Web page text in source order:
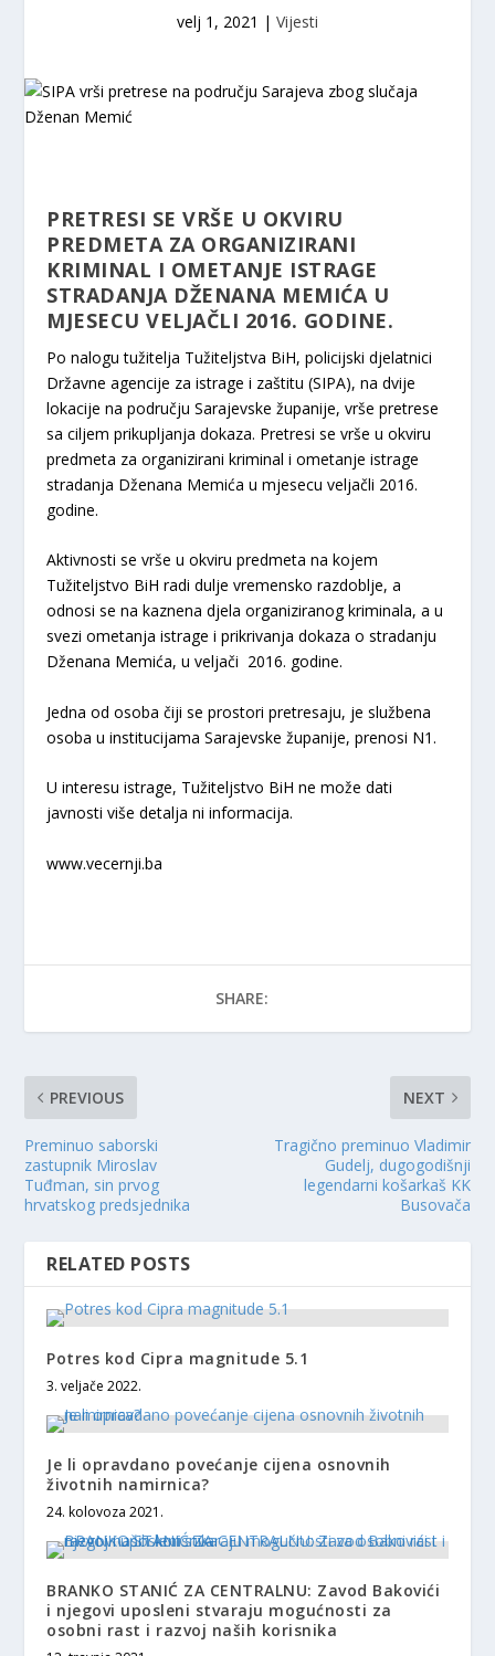
velj 1, 2021 | Vijesti
PRETRESI SE VRŠE U OKVIRU
PREDMETA ZA ORGANIZIRANI
KRIMINAL I OMETANJE ISTRAGE
STRADANJA DŽENANA MEMIĆA U
MJESECU VELJAČLI 2016. GODINE.
Po nalogu tužitelja Tužiteljstva BiH, policijski djelatnici
Državne agencije za istrage i zaštitu (SIPA), na dvije
lokacije na području Sarajevske županije, vrše pretrese
sa ciljem prikupljanja dokaza. Pretresi se vrše u okviru
predmeta za organizirani kriminal i ometanje istrage
stradanja Dženana Memića u mjesecu veljačli 2016.
godine.
Aktivnosti se vrše u okviru predmeta na kojem
Tužiteljstvo BiH radi dulje vremensko razdoblje, a
odnosi se na kaznena djela organiziranog kriminala, a u
svezi ometanja istrage i prikrivanja dokaza o stradanju
Dženana Memića, u veljači 2016. godine.
Jedna od osoba čiji se prostori pretresaju, je službena
osoba u institucijama Sarajevske županije, prenosi N1.
U interesu istrage, Tužiteljstvo BiH ne može dati
javnosti više detalja ni informacija.
www.vecernji.ba
SHARE:
PREVIOUS
Preminuo saborski
zastupnik Miroslav
Tuđman, sin prvog
hrvatskog predsjednika
NEXT
Tragično preminuo Vladimir
Gudelj, dugogodišnji
legendarni košarkaš KK
Busovača
RELATED POSTS
Potres kod Cipra magnitude 5.1
3. veljače 2022.
Je li opravdano povećanje cijena osnovnih
životnih namirnica?
24. kolovoza 2021.
BRANKO STANIĆ ZA CENTRALNU: Zavod Bakovići
i njegovi uposleni stvaraju mogućnosti za
osobni rast i razvoj naših korisnika